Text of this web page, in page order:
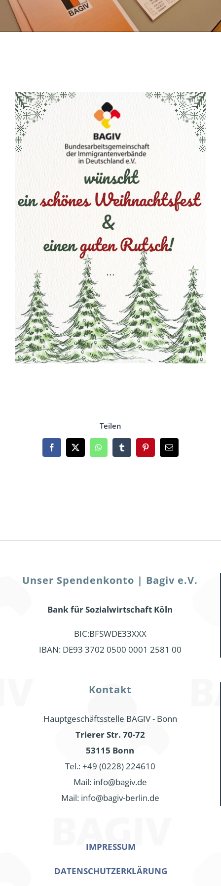
Teilen
Facebook
X WhatsAppTumblrPinterestEmail
Unser Spendenkonto | Bagiv e.V.
Bank für Sozialwirtschaft Köln
BIC:BFSWDE33XXX
IBAN: DE93 3702 0500 0001 2581 00
Kontakt
Hauptgeschäftsstelle BAGIV - Bonn
Trierer Str. 70-72
53115 Bonn
Tel.: +49 (0228) 224610
Mail: info@bagiv.de
Mail: info@bagiv-berlin.de
IMPRESSUM
DATENSCHUTZERKLÄRUNG